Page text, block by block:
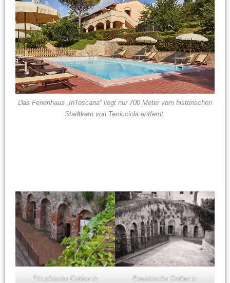
Das Ferienhaus „InToscana“ liegt nur 700 Meter vom historischen
Stadtkern von Terricciola entfernt.
Etruskische Gräber in
Etruskische Gräber in